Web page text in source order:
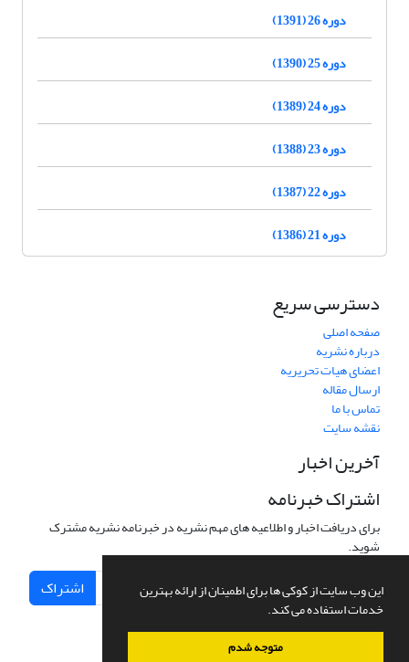
این وب سایت از کوکی ها برای اطمینان از ارائه بهترین
خدمات استفاده می کند.
متوجه شدم
دوره 26 (1391)
دوره 25 (1390)
دوره 24 (1389)
دوره 23 (1388)
دوره 22 (1387)
دوره 21 (1386)
دسترسی سریع
صفحه اصلی
درباره نشریه
اعضای هیات تحریریه
ارسال مقاله
تماس با ما
نقشه سایت
آخرین اخبار
اشتراک خبرنامه
برای دریافت اخبار و اطلاعیه های مهم نشریه در خبرنامه نشریه مشترک
شوید.
اشتراک